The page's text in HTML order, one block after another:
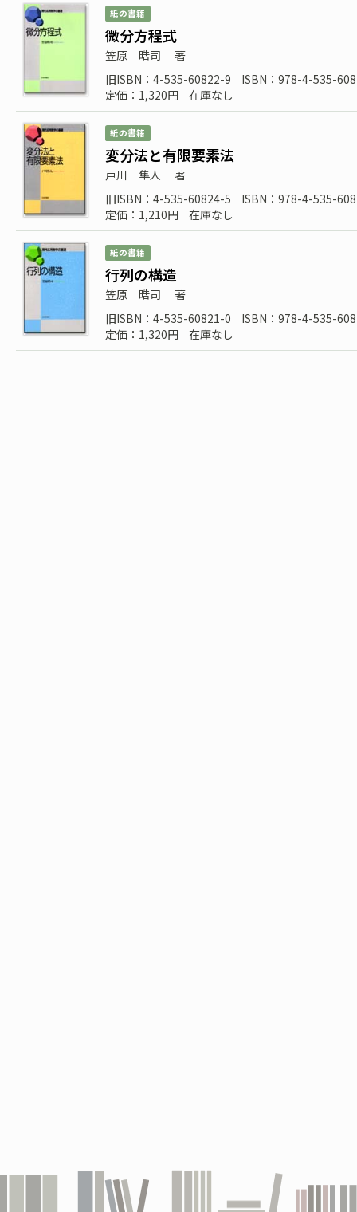
紙の書籍
微分方程式
笠原 晧司
著
旧ISBN：4-535-60822-9
ISBN：978-4-535-
定価：1,320円
在庫なし
紙の書籍
変分法と有限要素法
戸川 隼人
著
旧ISBN：4-535-60824-5
ISBN：978-4-535-
定価：1,210円
在庫なし
紙の書籍
行列の構造
笠原 晧司
著
旧ISBN：4-535-60821-0
ISBN：978-4-535-
定価：1,320円
在庫なし